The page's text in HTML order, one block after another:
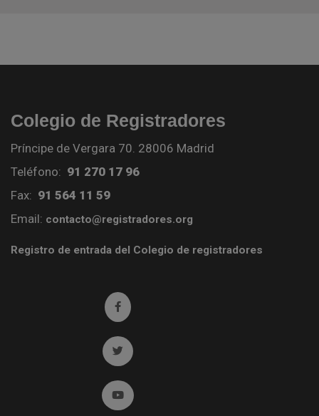
Colegio de Registradores
Príncipe de Vergara 70. 28006 Madrid
Teléfono: 91 270 17 96
Fax: 91 564 11 59
Email: contacto@registradores.org
Registro de entrada del Colegio de registradores
Ir a facebook (abre en ventana nueva)
Ir a twitter (abre en ventana nueva)
Ir a YouTube (abre en ventana nueva)